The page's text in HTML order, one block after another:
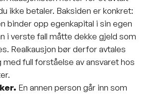
ikke betaler. Baksiden er konkret:
binder opp egenkapital i sin egen
i verste fall måtte dekke gjeld som
Realkausjon bør derfor avtales
med full forståelse av ansvaret hos
. En annen person går inn som